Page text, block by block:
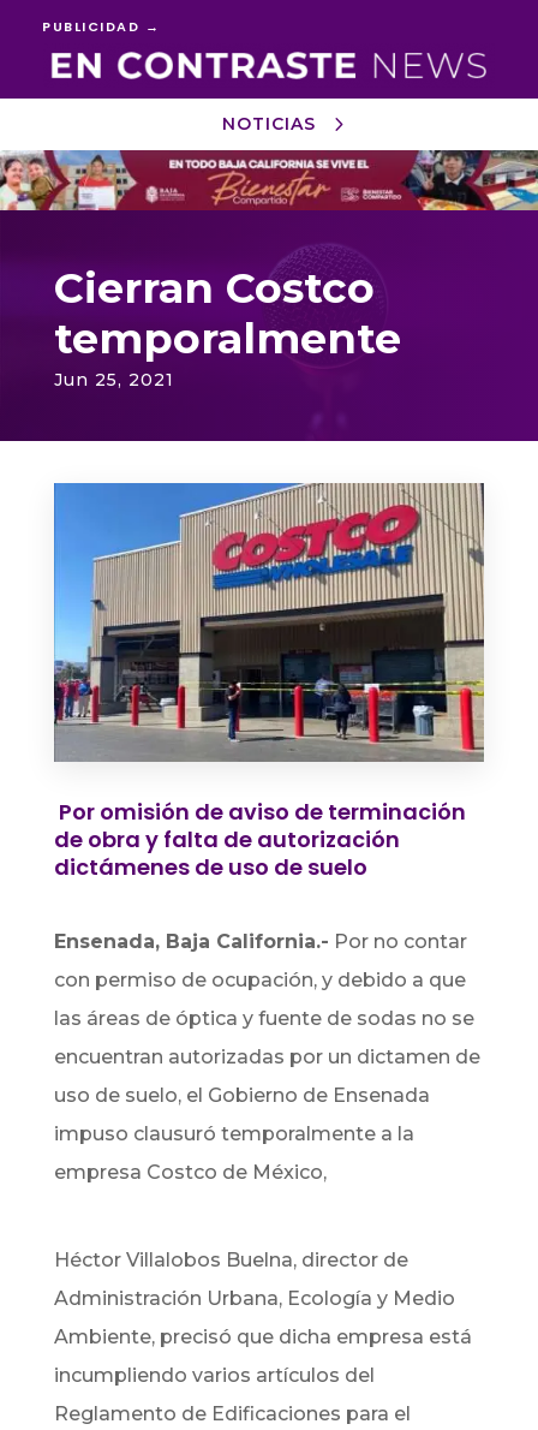
PUBLICIDAD →
NOTICIAS
Reproductor
de
vídeo
Cierran Costco
temporalmente
Jun 25, 2021
Por omisión de aviso de terminación
de obra y falta de autorización
dictámenes de uso de suelo
Ensenada, Baja California.- Por no contar
con permiso de ocupación, y debido a que
las áreas de óptica y fuente de sodas no se
encuentran autorizadas por un dictamen de
uso de suelo, el Gobierno de Ensenada
impuso clausuró temporalmente a la
empresa Costco de México,
Héctor Villalobos Buelna, director de
Administración Urbana, Ecología y Medio
Ambiente, precisó que dicha empresa está
incumpliendo varios artículos del
Reglamento de Edificaciones para el